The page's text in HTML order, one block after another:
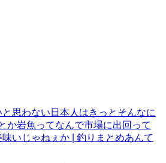
思わない日本人はきっとそんなに
か岩魚ってなんで市場に出回って
いじゃねぇか | 釣りまとめあんて